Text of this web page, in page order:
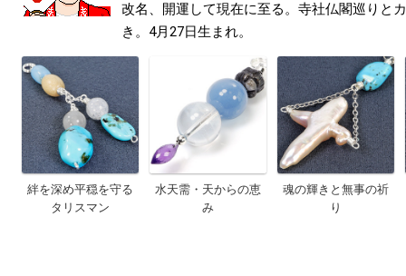
改名、開運して現在に至る。寺社仏閣巡りと
き。4月27日生まれ。
絆を深め平穏を守る
タリスマン
水天需・天からの恵
み
魂の輝きと無事の祈
り